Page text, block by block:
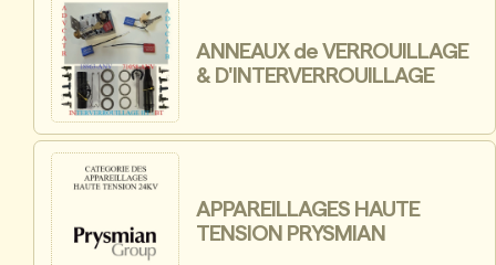
ANNEAUX de VERROUILLAGE
& D'INTERVERROUILLAGE
APPAREILLAGES HAUTE
TENSION PRYSMIAN